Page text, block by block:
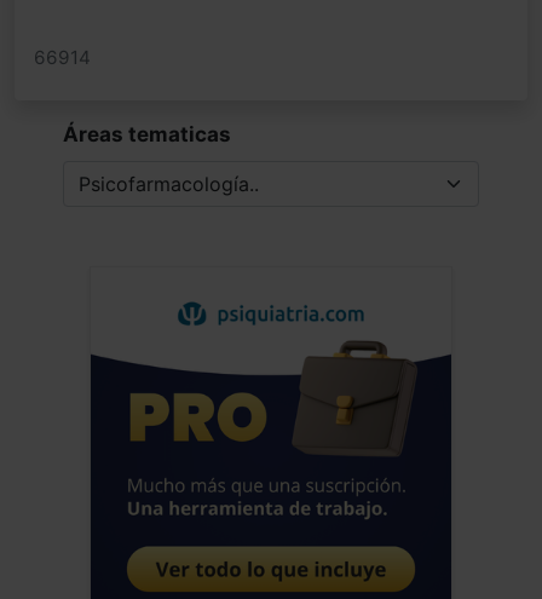
66914
Áreas tematicas